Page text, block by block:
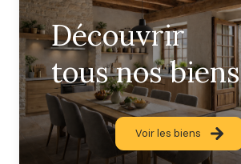
Découvrir
tous nos biens
Voir les biens